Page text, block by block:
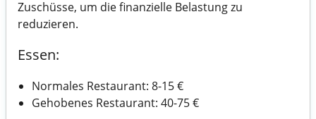
Zuschüsse, um die finanzielle Belastung zu
reduzieren.
Essen:
Normales Restaurant: 8-15 €
Gehobenes Restaurant: 40-75 €